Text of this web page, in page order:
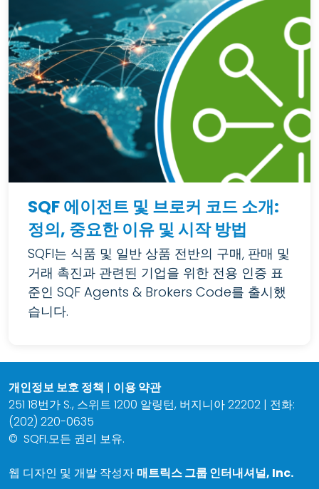
SQF 에이전트 및 브로커 코드 소개:
정의, 중요한 이유 및 시작 방법
SQFI는 식품 및 일반 상품 전반의 구매, 판매 및
거래 촉진과 관련된 기업을 위한 전용 인증 표
준인 SQF Agents & Brokers Code를 출시했
습니다.
개인정보 보호 정책 | 이용 약관
251 18번가 S., 스위트 1200 알링턴, 버지니아 22202 | 전화:
(202) 220-0635
© SQFI.모든 권리 보유.
웹 디자인 및 개발 작성자 매트릭스 그룹 인터내셔널, Inc.